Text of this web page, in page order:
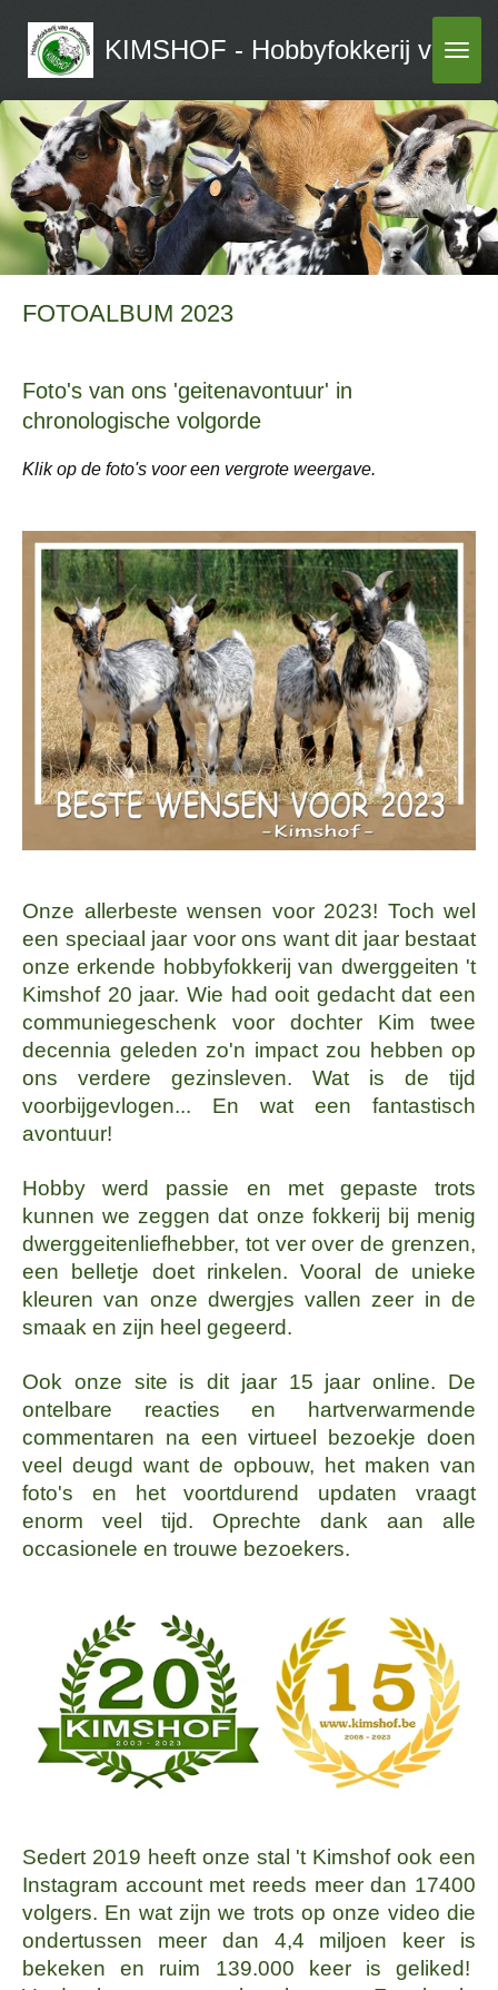
Ga
direct
de
hoofdinhoud
KIMSHOF - Hobbyfokkerij van
FOTOALBUM 2023
Foto's van ons 'geitenavontuur' in
chronologische volgorde
Klik op de foto's voor een vergrote weergave.
Onze allerbeste wensen voor 2023! Toch wel
een speciaal jaar voor ons want dit jaar bestaat
onze erkende hobbyfokkerij van dwerggeiten 't
Kimshof 20 jaar. Wie had ooit gedacht dat een
communiegeschenk voor dochter Kim twee
decennia geleden zo'n impact zou hebben op
ons verdere gezinsleven. Wat is de tijd
voorbijgevlogen... En wat een fantastisch
avontuur!
Hobby werd passie en met gepaste trots
kunnen we zeggen dat onze fokkerij bij menig
dwerggeitenliefhebber, tot ver over de grenzen,
een belletje doet rinkelen. Vooral de unieke
kleuren van onze dwergjes vallen zeer in de
smaak en zijn heel gegeerd.
Ook onze site is dit jaar 15 jaar online. De
ontelbare reacties en hartverwarmende
commentaren na een virtueel bezoekje doen
veel deugd want de opbouw, het maken van
foto's en het voortdurend updaten vraagt
enorm veel tijd. Oprechte dank aan alle
occasionele en trouwe bezoekers.
Sedert 2019 heeft onze stal 't Kimshof ook een
Instagram account met reeds meer dan 17400
volgers. En wat zijn we trots op onze video die
ondertussen meer dan 4,4 miljoen keer is
bekeken en ruim 139.000 keer is geliked!